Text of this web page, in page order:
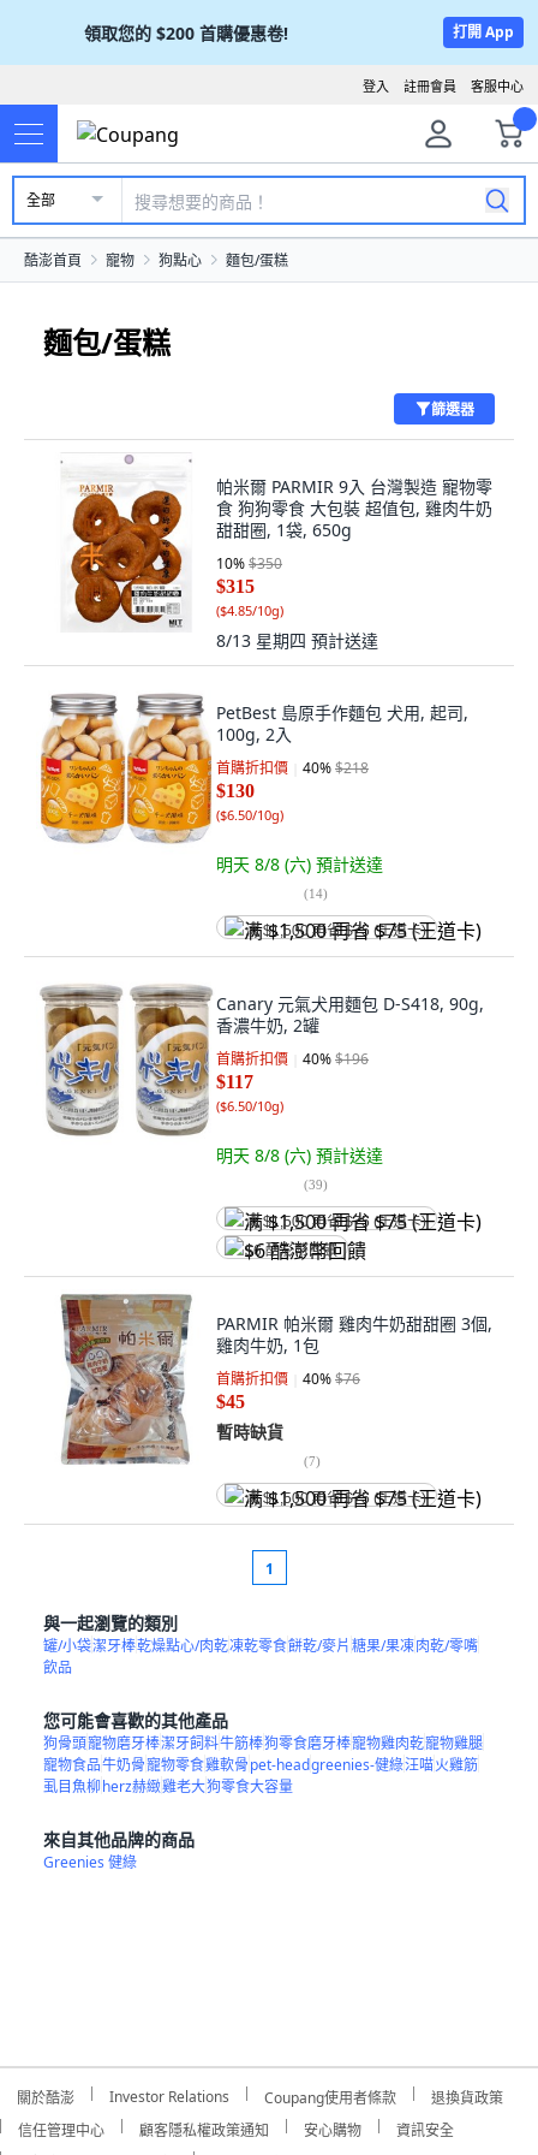
領取您的 $200 首購優惠卷! 打開 App
客服中心
註冊會員
登入
全部
酷澎首頁 寵物 狗點心 麵包/蛋糕
麵包/蛋糕
篩選器
帕米爾 PARMIR 9入 台灣製造 寵物零
食 狗狗零食 大包裝 超值包, 雞肉牛奶
甜甜圈, 1袋, 650g
10%$350
$315
($4.85/10g)
8/13 星期四 預計送達
PetBest 島原手作麵包 犬用, 起司,
100g, 2入
首購折扣價 40%$218
$130
($6.50/10g)
明天 8/8 (六) 預計送達
(14)
满 $1,500 再省 $75 (王道卡)
Canary 元氣犬用麵包 D-S418, 90g,
香濃牛奶, 2罐
首購折扣價 40%$196
$117
($6.50/10g)
明天 8/8 (六) 預計送達
(39)
满 $1,500 再省 $75 (王道卡)
$6 酷澎幣回饋
PARMIR 帕米爾 雞肉牛奶甜甜圈 3個,
雞肉牛奶, 1包
首購折扣價 40%$76
$45
暫時缺貨
(7)
满 $1,500 再省 $75 (王道卡)
1
與一起瀏覽的類別
罐/小袋潔牙棒乾燥點心/肉乾凍乾零食餅乾/麥片糖果/果凍肉乾/零嘴
飲品
您可能會喜歡的其他產品
狗骨頭寵物磨牙棒潔牙飼料牛筋棒狗零食磨牙棒寵物雞肉乾寵物雞腿
寵物食品牛奶骨寵物零食雞軟骨pet-headgreenies-健綠汪喵火雞筋
虱目魚柳herz赫緻雞老大狗零食大容量
來自其他品牌的商品
Greenies 健綠
關於酷澎 Investor Relations Coupang使用者條款
退換貨政策
信任管理中心
顧客隱私權政策通知 安心購物
資訊安全